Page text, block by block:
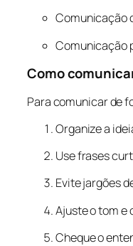
Comunicação
Comunicação
Como
Para comunicar de
Organize a
Use frases
Evite jargões
Ajuste o tom e
Cheque o